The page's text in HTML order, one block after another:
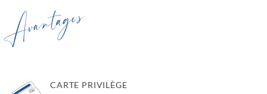
CARTE PRIVILÈGE